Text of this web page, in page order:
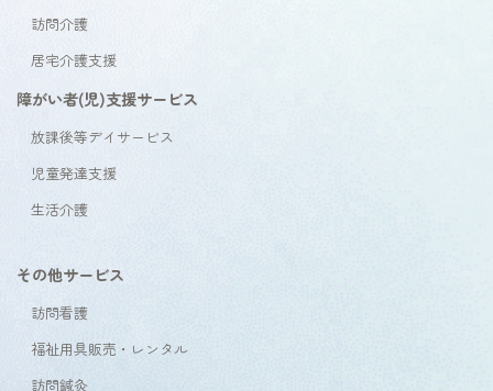
訪問介護
居宅介護支援
障がい者(児)支援サービス
放課後等デイサービス
児童発達支援
生活介護
その他サービス
訪問看護
福祉用具販売・レンタル
訪問鍼灸